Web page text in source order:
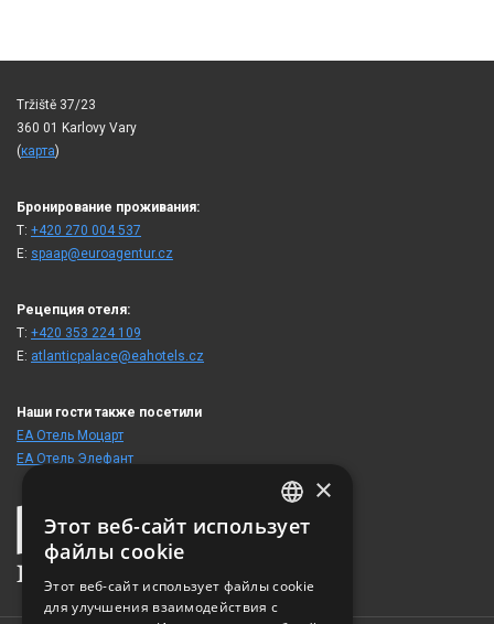
Tržiště 37/23
360 01 Karlovy Vary
(карта)
Бронирование проживания:
T: +420 270 004 537
E: spaap@euroagentur.cz
Рецепция отеля:
T: +420 353 224 109
E: atlanticpalace@eahotels.cz
Наши гости также посетили
ЕА Отель Моцарт
ЕА Отель Элефант
CZECH
×
Этот веб-сайт использует
файлы cookie
Этот веб-сайт использует файлы cookie
для улучшения взаимодействия с